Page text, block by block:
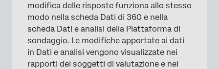
modifica delle risposte funziona allo stesso
modo nella scheda Dati di 360 e nella
scheda Dati e analisi della Piattaforma di
sondaggio. Le modifiche apportate ai dati
in Dati e analisi vengono visualizzate nei
rapporti dei soggetti di valutazione e nei